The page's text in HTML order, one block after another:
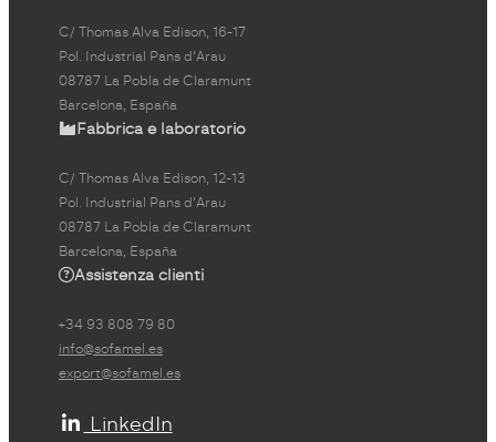
C/ Thomas Alva Edison, 16-17
Pol. Industrial Pans d'Arau
08787 La Pobla de Claramunt
Barcelona, España
Fabbrica e laboratorio
C/ Thomas Alva Edison, 12-13
Pol. Industrial Pans d'Arau
08787 La Pobla de Claramunt
Barcelona, España
Assistenza clienti
+34 93 808 79 80
info@sofamel.es
export@sofamel.es
LinkedIn